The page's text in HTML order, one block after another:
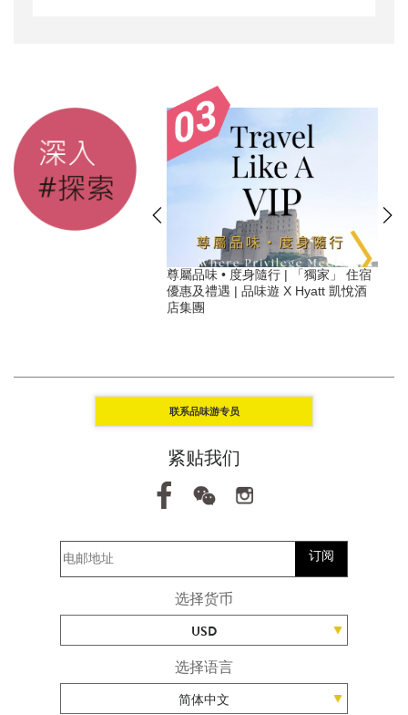
尊屬品味 • 度身隨行 | 「獨家」 住宿
優惠及禮遇 | 品味遊 X Hyatt 凱悅酒
店集團
联系品味游专员
紧贴我们
订阅
选择货币
USD
选择语言
简体中文